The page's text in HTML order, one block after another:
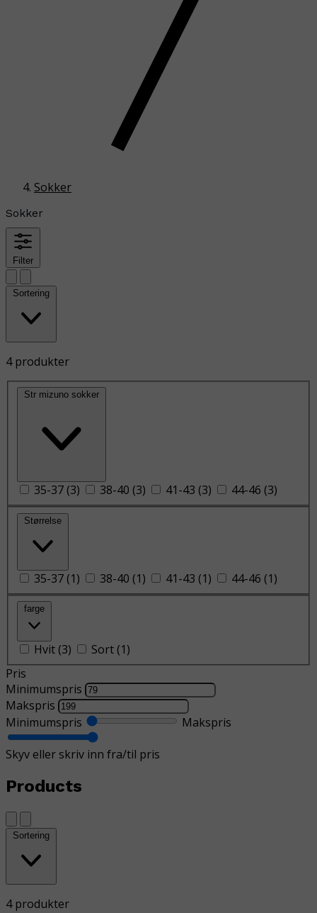
Sokker
Sokker
Filter
Sortering
4 produkter
Str mizuno sokker
35-37 (3) 38-40 (3) 41-43 (3) 44-46 (3)
Størrelse
35-37 (1) 38-40 (1) 41-43 (1) 44-46 (1)
farge
Hvit (3) Sort (1)
Pris
Minimumspris
Makspris
Minimumspris
Makspris
Skyv eller skriv inn fra/til pris
Products
Sortering
4 produkter